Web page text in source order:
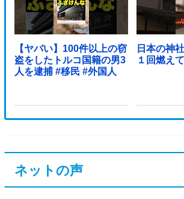
【ヤバい】100件以上の窃
盗をしたトルコ国籍の男3
人を逮捕 #移民 #外国人
日本の神
１回燃えて
ネットの声